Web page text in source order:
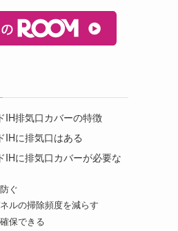
IH排気口カバーの特徴
IHに排気口はある
IHに排気口カバーが必要な
ぐ
ルの掃除頻度を減らす
保できる